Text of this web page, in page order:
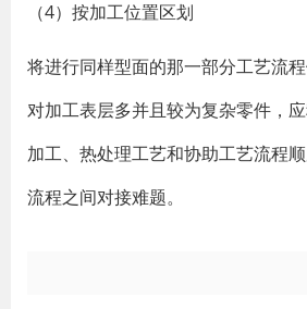
（4）按加工位置区划
将进行同样型面的那一部分工艺流
对加工表层多并且较为复杂零件，
加工、热处理工艺和协助工艺流程
流程之间对接难题。